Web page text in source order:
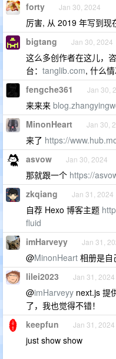
forty Jan 30, 2024
厉害, 从 2019 年写到现
bigtang Jan 30, 2024
这么多创作者在这儿，
台： tanglib.com, 什么
fengche361 Jan 30,
来来来
MinonHeart Jan 30,
来了 https://
asvow Jan 30, 2024
那就跟一个 https://
zkqiang Jan 31, 2024
自荐 Hexo 博客主题
fluid
imHarveyy Jan 31,
@MinonHeart 相册是自
lilei2023 Jan 31, 2024
@imHarveyy next.js 提
了，我也觉得不错！
keepfun Jan 31, 2024
just show show